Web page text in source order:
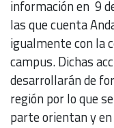
información en 9
las que cuenta
igualmente con la
campus. Dichas
desarrollarán de
región por lo que
parte orientan y